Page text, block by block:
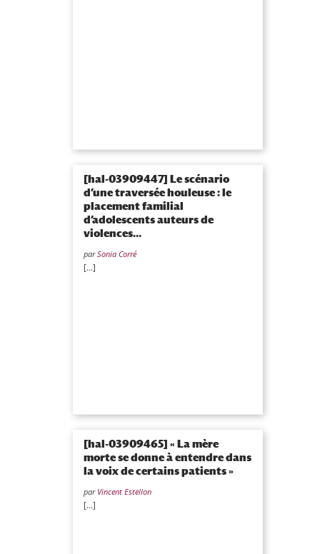
[hal-03909447] Le scénario
d’une traversée houleuse : le
placement familial
d’adolescents auteurs de
violences...
par Sonia Corré
[...]
[hal-03909465] « La mère
morte se donne à entendre dans
la voix de certains patients »
par Vincent Estellon
[...]